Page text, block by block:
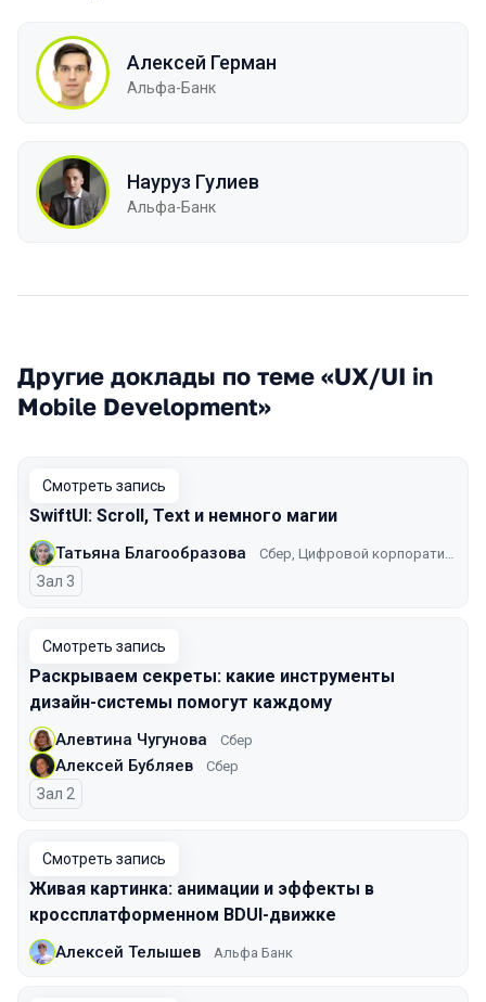
Алексей Герман
Альфа-Банк
Науруз Гулиев
Альфа-Банк
Другие доклады по теме «UX/UI in
Mobile Development»
Смотреть запись
SwiftUI: Scroll, Text и немного магии
Татьяна Благообразова
Зал 3
Смотреть запись
Раскрываем секреты: какие инструменты
дизайн-системы помогут каждому
Алевтина Чугунова Сбер
Алексей Бубляев Сбер
Зал 2
Смотреть запись
Живая картинка: анимации и эффекты в
кроссплатформенном BDUI-движке
Алексей Телышев Альфа Банк